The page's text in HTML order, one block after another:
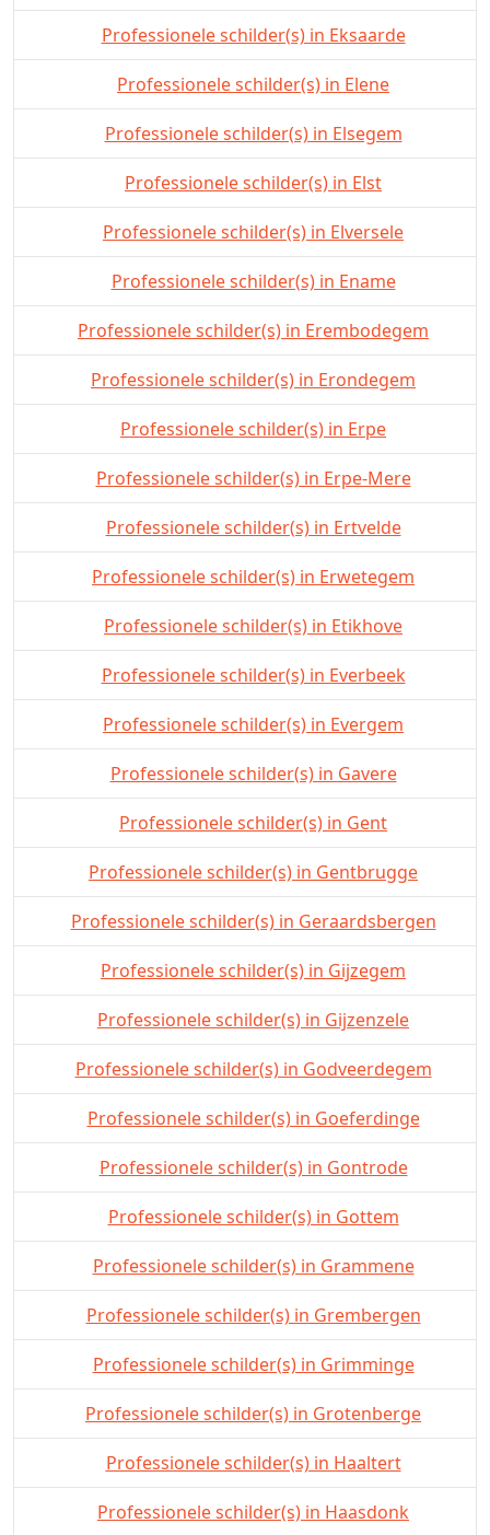
Professionele schilder(s) in Eksaarde
Professionele schilder(s) in Elene
Professionele schilder(s) in Elsegem
Professionele schilder(s) in Elst
Professionele schilder(s) in Elversele
Professionele schilder(s) in Ename
Professionele schilder(s) in Erembodegem
Professionele schilder(s) in Erondegem
Professionele schilder(s) in Erpe
Professionele schilder(s) in Erpe-Mere
Professionele schilder(s) in Ertvelde
Professionele schilder(s) in Erwetegem
Professionele schilder(s) in Etikhove
Professionele schilder(s) in Everbeek
Professionele schilder(s) in Evergem
Professionele schilder(s) in Gavere
Professionele schilder(s) in Gent
Professionele schilder(s) in Gentbrugge
Professionele schilder(s) in Geraardsbergen
Professionele schilder(s) in Gijzegem
Professionele schilder(s) in Gijzenzele
Professionele schilder(s) in Godveerdegem
Professionele schilder(s) in Goeferdinge
Professionele schilder(s) in Gontrode
Professionele schilder(s) in Gottem
Professionele schilder(s) in Grammene
Professionele schilder(s) in Grembergen
Professionele schilder(s) in Grimminge
Professionele schilder(s) in Grotenberge
Professionele schilder(s) in Haaltert
Professionele schilder(s) in Haasdonk